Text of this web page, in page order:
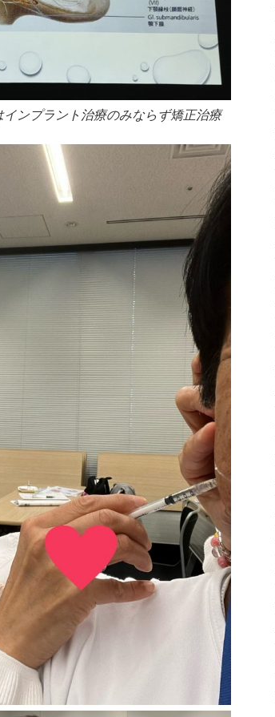
ンプラント治療のみならず矯正治療